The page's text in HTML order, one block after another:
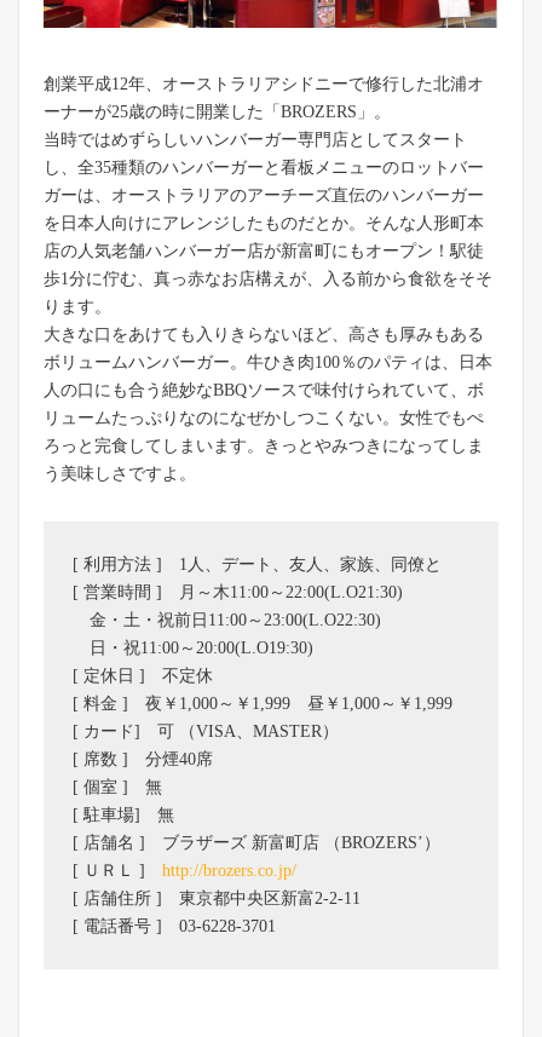
創業平成12年、オーストラリアシドニーで修行した北浦オ
ーナーが25歳の時に開業した「BROZERS」。
当時ではめずらしいハンバーガー専門店としてスタート
し、全35種類のハンバーガーと看板メニューのロットバー
ガーは、オーストラリアのアーチーズ直伝のハンバーガー
を日本人向けにアレンジしたものだとか。そんな人形町本
店の人気老舗ハンバーガー店が新富町にもオープン！駅徒
歩1分に佇む、真っ赤なお店構えが、入る前から食欲をそそ
ります。
大きな口をあけても入りきらないほど、高さも厚みもある
ボリュームハンバーガー。牛ひき肉100％のパティは、日本
人の口にも合う絶妙なBBQソースで味付けられていて、ボ
リュームたっぷりなのになぜかしつこくない。女性でもぺ
ろっと完食してしまいます。きっとやみつきになってしま
う美味しさですよ。
[ 利用方法 ] 1人、デート、友人、家族、同僚と
[ 営業時間 ] 月～木11:00～22:00(L.O21:30)
金・土・祝前日11:00～23:00(L.O22:30)
日・祝11:00～20:00(L.O19:30)
[ 定休日 ] 不定休
[ 料金 ] 夜￥1,000～￥1,999 昼￥1,000～￥1,999
[ カード] 可 （VISA、MASTER）
[ 席数 ] 分煙40席
[ 個室 ] 無
[ 駐車場] 無
[ 店舗名 ] ブラザーズ 新富町店 （BROZERS’）
[ ＵＲＬ ] http://brozers.co.jp/
[ 店舗住所 ] 東京都中央区新富2-2-11
[ 電話番号 ] 03-6228-3701